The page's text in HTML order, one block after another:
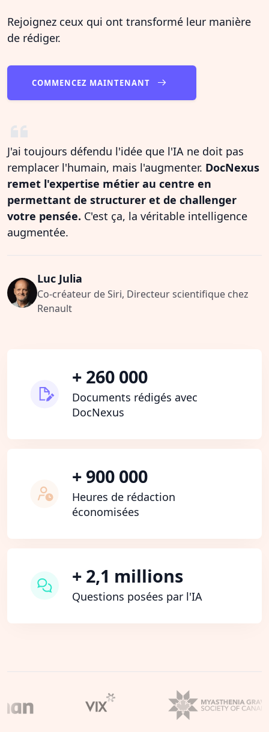
Rejoignez ceux qui ont transformé leur manière
de rédiger.
COMMENCEZ MAINTENANT
J'ai toujours défendu l'idée que l'IA ne doit pas
remplacer l'humain, mais l'augmenter. DocNexus
remet l'expertise métier au centre en
permettant de structurer et de challenger
votre pensée. C'est ça, la véritable intelligence
augmentée.
Luc Julia
Co-créateur de Siri, Directeur scientifique chez
Renault
+ 260 000
Documents rédigés avec
DocNexus
+ 900 000
Heures de rédaction
économisées
+ 2,1 millions
Questions posées par l'IA